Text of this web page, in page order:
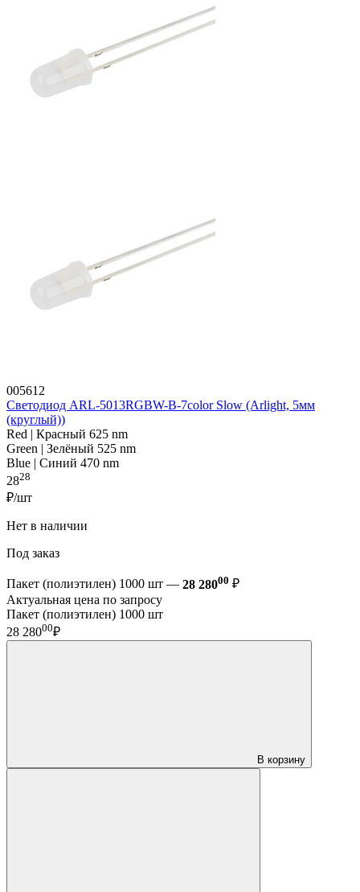
005612
Светодиод ARL-5013RGBW-B-7color Slow (Arlight, 5мм
(круглый))
Red | Красный 625 nm
Green | Зелёный 525 nm
Blue | Синий 470 nm
2828
₽/шт
Нет в наличии
Под заказ
Пакет (полиэтилен) 1000 шт — 28 28000 ₽
Актуальная цена по запросу
Пакет (полиэтилен) 1000 шт
28 28000₽
В корзину